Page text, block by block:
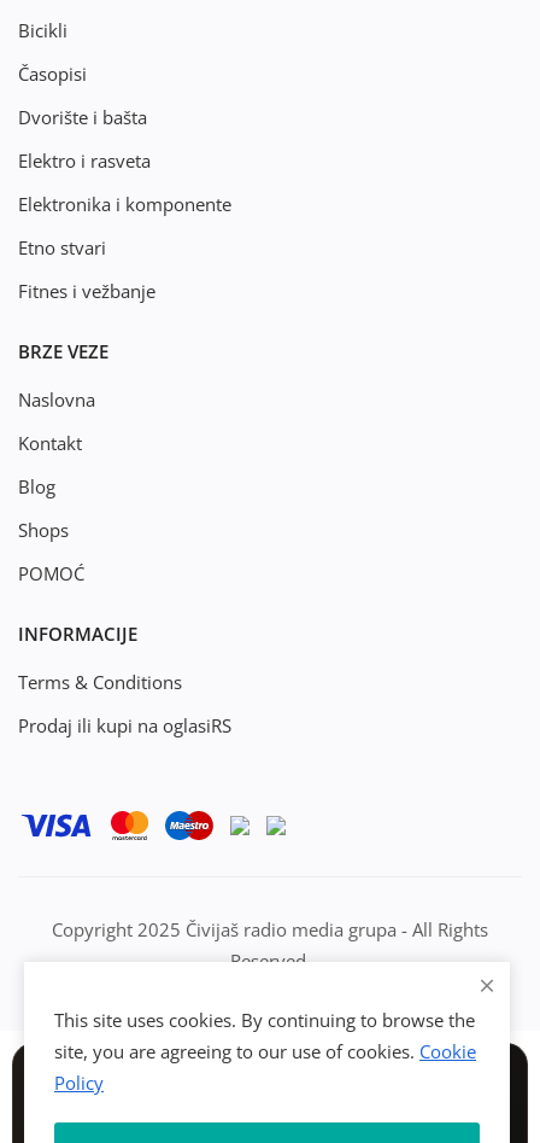
Bicikli
Časopisi
Dvorište i bašta
Elektro i rasveta
Elektronika i komponente
Etno stvari
Fitnes i vežbanje
BRZE VEZE
Naslovna
Kontakt
Blog
Shops
POMOĆ
INFORMACIJE
Terms & Conditions
Prodaj ili kupi na oglasiRS
Copyright 2025 Čivijaš radio media grupa - All Rights
Reserved.
This site uses cookies. By continuing to browse the
site, you are agreeing to our use of cookies. Cookie
Policy